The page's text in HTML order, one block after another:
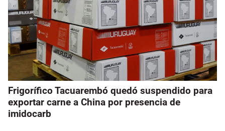
Frigorífico Tacuarembó quedó suspendido para
exportar carne a China por presencia de
imidocarb